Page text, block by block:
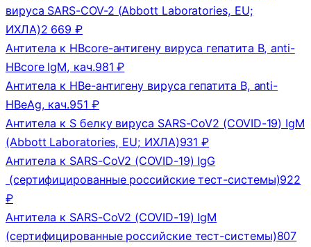
вируса SARS-COV-2 (Abbott Laboratories, EU;
ИХЛА)2 669 ₽
Антитела к HBcore-антигену вируса гепатита В, anti-
HBcore lgM, кач.981 ₽
Антитела к HBe-антигену вируса гепатита В, anti-
HBeAg, кач.951 ₽
Антитела к S белку вируса SARS-CoV2 (COVID-19) IgM
(Abbott Laboratories, EU; ИХЛА)931 ₽
Антитела к SARS-CoV2 (COVID-19) IgG
(сертифицированные российские тест-системы)922
₽
Антитела к SARS-CoV2 (COVID-19) IgM
(сертифицированные российские тест-системы)807